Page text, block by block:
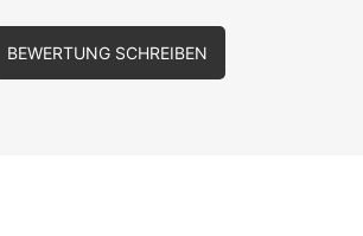
BEWERTUNG SCHREIBEN